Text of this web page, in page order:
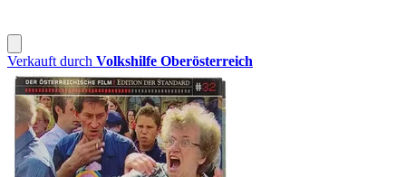
Verkauft durch Volkshilfe Oberösterreich